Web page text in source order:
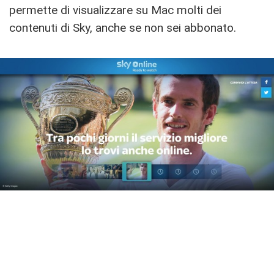
permette di visualizzare su Mac molti dei
contenuti di Sky, anche se non sei abbonato.